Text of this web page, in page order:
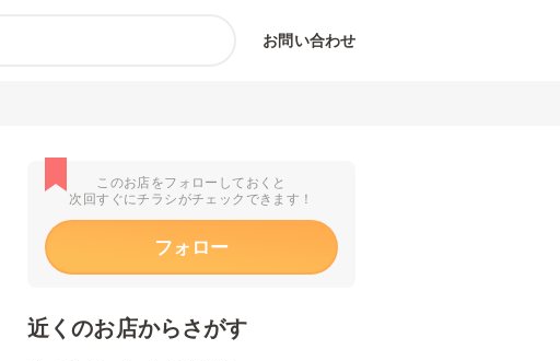
お問い合わせ
このお店をフォローしておくと
次回すぐにチラシがチェックできます！
フォロー
近くのお店からさがす